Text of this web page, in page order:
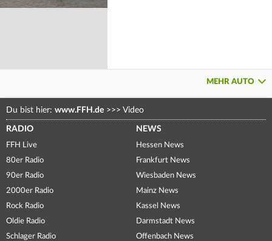
MEHR AUTO
Du bist hier: www.FFH.de >>> Video
RADIO
FFH Live
80er Radio
90er Radio
2000er Radio
Rock Radio
Oldie Radio
Schlager Radio
NEWS
Hessen News
Frankfurt News
Wiesbaden News
Mainz News
Kassel News
Darmstadt News
Offenbach News